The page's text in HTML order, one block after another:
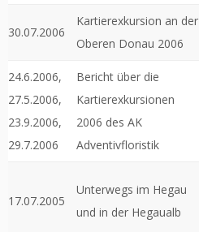
30.07.2006
Kartierexkursion an der
Oberen Donau 2006
24.6.2006,
27.5.2006,
23.9.2006,
29.7.2006
Bericht über die
Kartierexkursionen
2006 des AK
Adventivfloristik
17.07.2005
Unterwegs im Hegau
und in der Hegaualb